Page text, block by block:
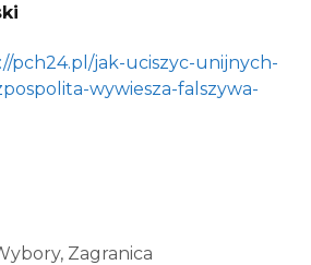
pch24.pl/jak-uciszyc-unijnych-
wywiesza-falszywa-
, Zagranica